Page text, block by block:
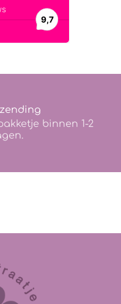
binnen 1-2